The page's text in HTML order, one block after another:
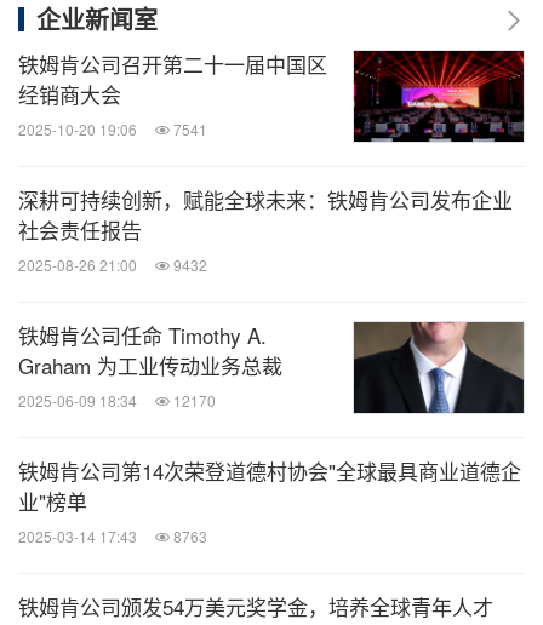
企业新闻室
铁姆肯公司召开第二十一届中国区
经销商大会
2025-10-20 19:06 7541
深耕可持续创新，赋能全球未来：铁姆肯公司发布企业
社会责任报告
2025-08-26 21:00 9432
铁姆肯公司任命 Timothy A.
Graham 为工业传动业务总裁
2025-06-09 18:34 12170
铁姆肯公司第14次荣登道德村协会"全球最具商业道德企
业"榜单
2025-03-14 17:43 8763
铁姆肯公司颁发54万美元奖学金，培养全球青年人才